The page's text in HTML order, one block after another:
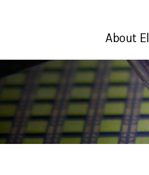
About